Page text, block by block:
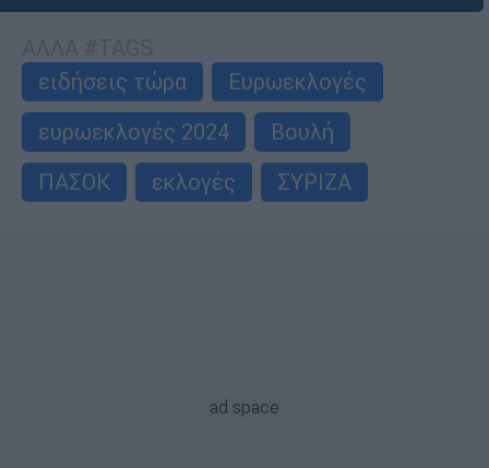
ειδήσεις τώρα
Ευρωεκλογές
ευρωεκλογές 2024
Βουλή
ΠΑΣΟΚ
εκλογές ΣΥΡΙΖΑ